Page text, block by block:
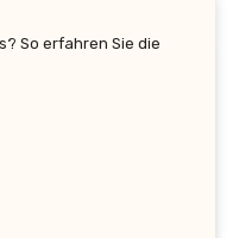
So erfahren Sie die